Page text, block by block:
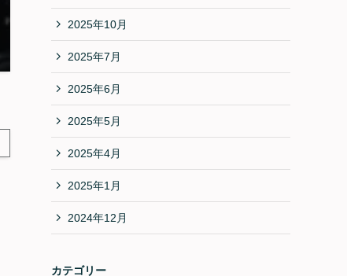
2025年10月
2025年7月
2025年6月
2025年5月
2025年4月
2025年1月
2024年12月
カテゴリー